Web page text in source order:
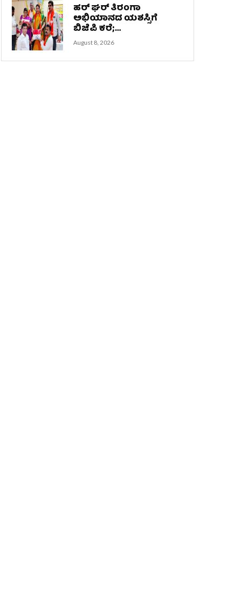
ಹರ್ ಘರ್ ತಿರಂಗಾ
ಅಭಿಯಾನದ ಯಶಸ್ಸಿಗೆ
ಬಿಜೆಪಿ ಕರೆ;...
August 8, 2026